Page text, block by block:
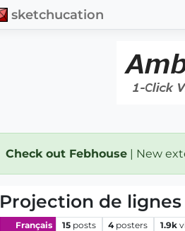
sketchucation
Check out Febhouse | New
Projection de lignes
Français 15 posts 4 posters 1.9k